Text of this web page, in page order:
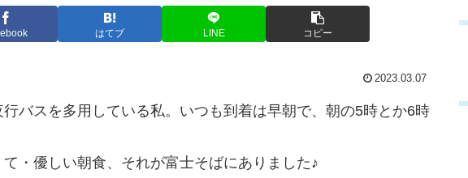
はてブ LINE コピー
2023.03.07
バスを多用している私。いつも到着は早朝で、朝の5時とか6時
・優しい朝食、それが富士そばにありました♪